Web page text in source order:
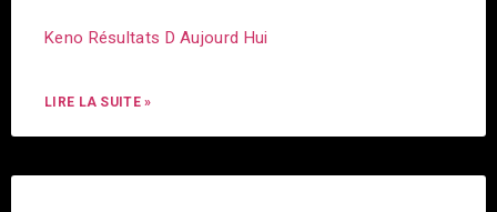
Keno Résultats D Aujourd Hui
LIRE LA SUITE »